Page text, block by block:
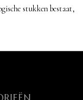
stukken bestaat,